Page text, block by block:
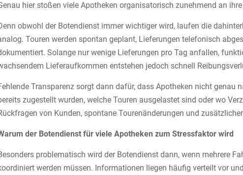
hier stoßen viele Apotheken organisatorisch zunehmend an ihre
obwohl der Botendienst immer wichtiger wird, laufen die
Touren werden spontan geplant, Lieferungen telefonisch
Solange nur wenige Lieferungen pro Tag anfallen,
Lieferaufkommen entstehen jedoch schnell
Transparenz sorgt dann dafür, dass Apotheken nicht genau
zugestellt wurden, welche Touren ausgelastet sind oder wo
von Kunden, spontane Tourenänderungen und
der Botendienst für viele Apotheken zum Stressfaktor wird
problematisch wird der Botendienst dann, wenn mehrere
werden müssen. Informationen liegen häufig verteilt vor